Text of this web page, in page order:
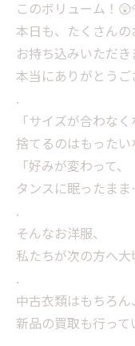
このボリューム！
本日も、たくさんの
お持ち込みいただき
本当にありがとう
.
「サイズが合わなく
捨てるのはもったい
「好みが変わって、
タンスに眠ったまま
.
そんなお洋服、
私たちが次の方へ
.
中古衣類はもちろん、
新品の買取も行って